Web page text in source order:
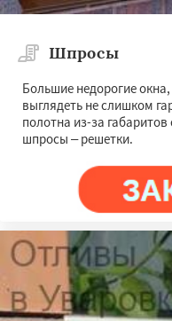
Шпросы
Большие недорогие
выглядеть не слишком
полотна из-за
шпросы – решетки.